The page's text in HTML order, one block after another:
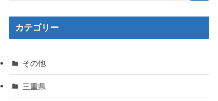
カテゴリー
その他
三重県